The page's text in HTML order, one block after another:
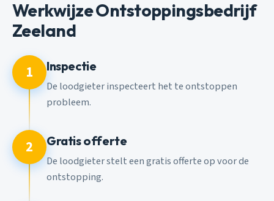
Werkwijze Ontstoppingsbedrijf
Zeeland
1 Inspectie
De loodgieter inspecteert het te ontstoppen
probleem.
2 Gratis offerte
De loodgieter stelt een gratis offerte op voor de
ontstopping.